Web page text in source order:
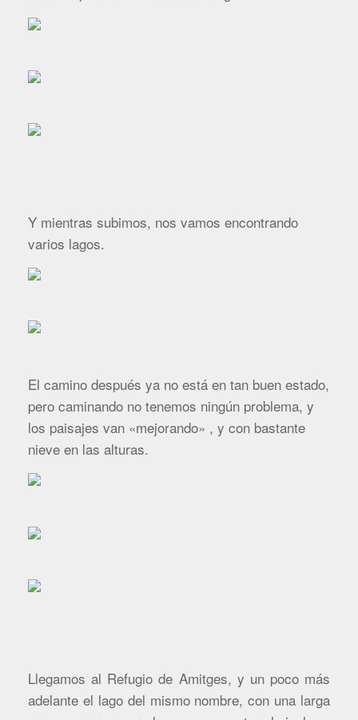
Y mientras subimos, nos vamos encontrando
varios lagos.
El camino después ya no está en tan buen estado,
pero caminando no tenemos ningún problema, y
los paisajes van «mejorando» , y con bastante
nieve en las alturas.
Llegamos al Refugio de Amitges, y un poco más
adelante el lago del mismo nombre, con una larga